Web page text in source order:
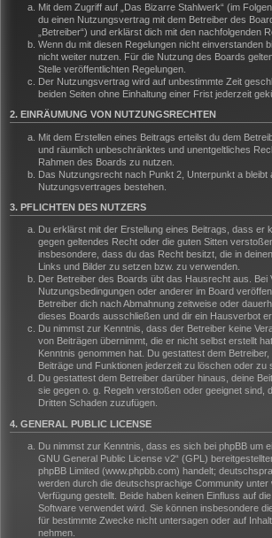
Mit dem Zugriff auf „Das Bizarre Stahlwerk“ (im
du einen Nutzungsvertrag mit dem Betreiber des
„Betreiber“) und erklärst dich mit den nachfolgenden
Wenn du mit diesen Regelungen nicht einverstanden
nicht weiter nutzen. Für die Nutzung des Boards
Stelle veröffentlichten Regelungen.
Der Nutzungsvertrag wird auf unbestimmte Zeit
beiden Seiten ohne Einhaltung einer Frist jederzeit
2. EINRÄUMUNG VON NUTZUNGSRECHTEN
Mit dem Erstellen eines Beitrags erteilst du dem
und räumlich unbeschränktes und unentgeltliches
Rahmen des Boards zu nutzen.
Das Nutzungsrecht nach Punkt 2, Unterpunkt a bleibt
Nutzungsvertrages bestehen.
3. PFLICHTEN DES NUTZERS
Du erklärst mit der Erstellung eines Beitrags, dass er
gegen geltendes Recht oder die guten Sitten
insbesondere, dass du das Recht besitzt, die in
Links und Bilder zu setzen bzw. zu verwenden.
Der Betreiber des Boards übt das Hausrecht aus. Bei
Nutzungsbedingungen oder anderer im Board
Betreiber dich nach Abmahnung zeitweise oder
dieses Boards ausschließen und dir ein Hausverbot
Du nimmst zur Kenntnis, dass der Betreiber keine
von Beiträgen übernimmt, die er nicht selbst erstellt
Kenntnis genommen hat. Du gestattest dem
Beiträge und Funktionen jederzeit zu löschen oder zu
Du gestattest dem Betreiber darüber hinaus, deine
sie gegen o. g. Regeln verstoßen oder geeignet sind,
Dritten Schaden zuzufügen.
4. GENERAL PUBLIC LICENSE
Du nimmst zur Kenntnis, dass es sich bei phpBB um
GNU General Public License v2“ (GPL)
phpBB Limited (www.phpbb.com) handelt;
werden durch die deutschsprachige Community unter
Verfügung gestellt. Beide haben keinen Einfluss auf
Software verwendet wird. Sie können insbesondere
für bestimmte Zwecke nicht untersagen oder auf
nehmen.